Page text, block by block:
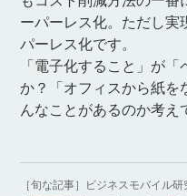
ーパーレス化。ただし実
パーレス化です。
「電子化すること」が
か？「オフィスから紙を
んなことがあるのか考え
［旬な記事］ビジネスモバイル研